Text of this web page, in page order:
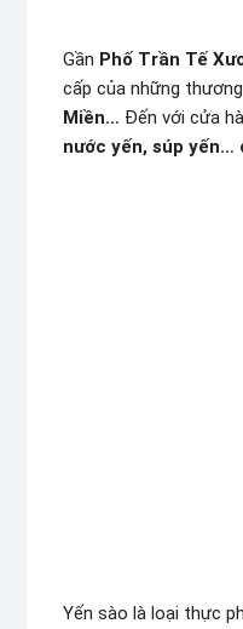
Gần Phố Trần Tế
cấp của những
Miền… Đến với cửa
nước yến, súp yến…
Yến sào là loại thực